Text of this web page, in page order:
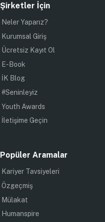
Şirketler İçin
Neler Yaparız?
Kurumsal Giriş
Ücretsiz Kayıt Ol
E-Book
İK Blog
#Seninleyiz
Youth Awards
İletişime Geçin
Popüler Aramalar
Kariyer Tavsiyeleri
Özgeçmiş
Mülakat
Humanspire